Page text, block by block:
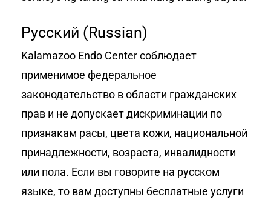
Русский (Russian)
Kalamazoo Endo Center соблюдает
применимое федеральное
законодательство в области гражданских
прав и не допускает дискриминации по
признакам расы, цвета кожи, национальной
принадлежности, возраста, инвалидности
или пола. Если вы говорите на русском
языке, то вам доступны бесплатные услуги